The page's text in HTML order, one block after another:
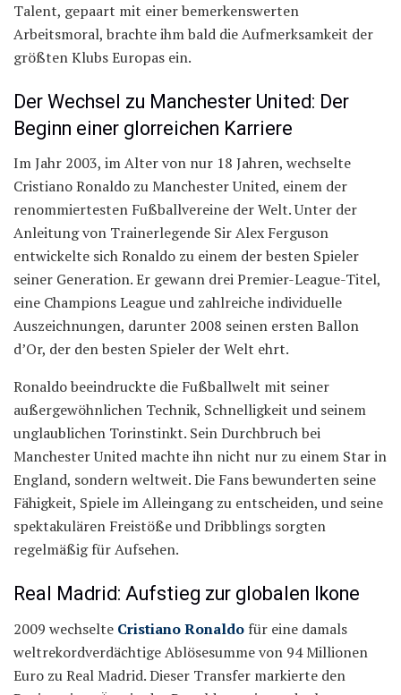
Talent, gepaart mit einer bemerkenswerten
Arbeitsmoral, brachte ihm bald die Aufmerksamkeit der
größten Klubs Europas ein.
Der Wechsel zu Manchester United: Der
Beginn einer glorreichen Karriere
Im Jahr 2003, im Alter von nur 18 Jahren, wechselte
Cristiano Ronaldo zu Manchester United, einem der
renommiertesten Fußballvereine der Welt. Unter der
Anleitung von Trainerlegende Sir Alex Ferguson
entwickelte sich Ronaldo zu einem der besten Spieler
seiner Generation. Er gewann drei Premier-League-Titel,
eine Champions League und zahlreiche individuelle
Auszeichnungen, darunter 2008 seinen ersten Ballon
d’Or, der den besten Spieler der Welt ehrt.
Ronaldo beeindruckte die Fußballwelt mit seiner
außergewöhnlichen Technik, Schnelligkeit und seinem
unglaublichen Torinstinkt. Sein Durchbruch bei
Manchester United machte ihn nicht nur zu einem Star in
England, sondern weltweit. Die Fans bewunderten seine
Fähigkeit, Spiele im Alleingang zu entscheiden, und seine
spektakulären Freistöße und Dribblings sorgten
regelmäßig für Aufsehen.
Real Madrid: Aufstieg zur globalen Ikone
2009 wechselte Cristiano Ronaldo für eine damals
weltrekordverdächtige Ablösesumme von 94 Millionen
Euro zu Real Madrid. Dieser Transfer markierte den